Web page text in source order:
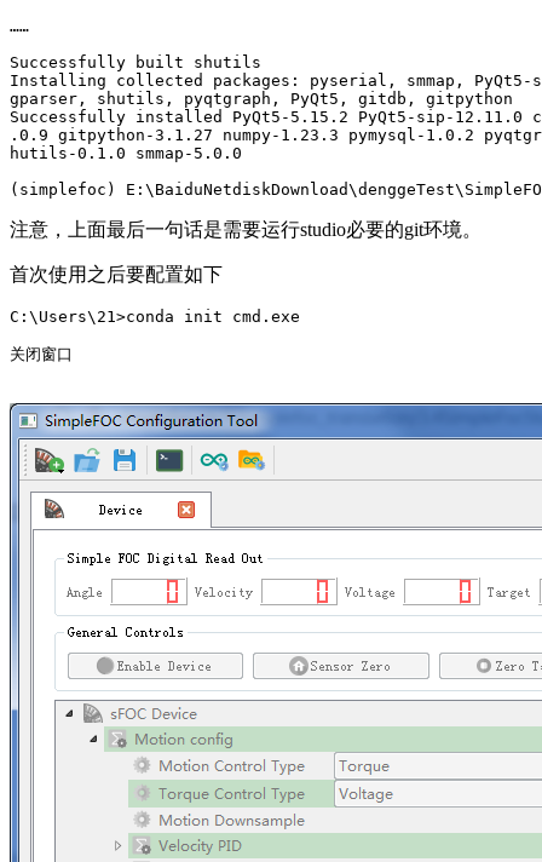
……
Successfully built shutils
Installing collected packages: pyserial, smmap, PyQt5-
gparser, shutils, pyqtgraph, PyQt5, gitdb, gitpython
Successfully installed PyQt5-5.15.2 PyQt5-sip-12.11.0
.0.9 gitpython-3.1.27 numpy-1.23.3 pymysql-1.0.2
hutils-0.1.0 smmap-5.0.0
(simplefoc)
注意，上面最后一句话是需要运行studio必要的git环境。
首次使用之后要配置如下
C:\Users\21>conda init cmd.exe
关闭窗口